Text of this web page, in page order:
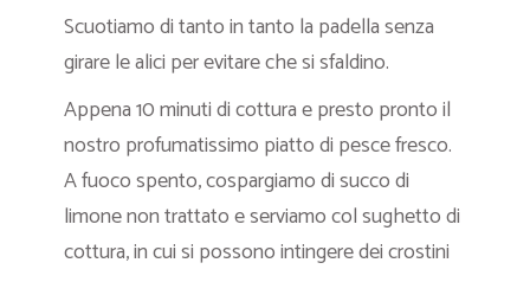
Scuotiamo di tanto in tanto la padella senza
girare le alici per evitare che si sfaldino.
Appena 10 minuti di cottura e presto pronto il
nostro profumatissimo piatto di pesce fresco.
A fuoco spento, cospargiamo di succo di
limone non trattato e serviamo col sughetto di
cottura, in cui si possono intingere dei crostini